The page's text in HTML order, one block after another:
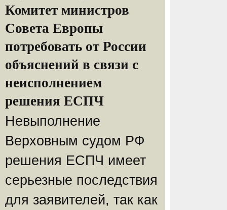
Комитет министров
Совета Европы
потребовать от России
объяснений в связи с
неисполнением
решения ЕСПЧ
Невыполнение
Верховным судом РФ
решения ЕСПЧ имеет
серьезные последствия
для заявителей, так как